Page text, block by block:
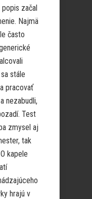
začal
Najmä
často
stále
pracovať
nezabudli,
Test
zmysel aj
tak
kapele
hrajú v